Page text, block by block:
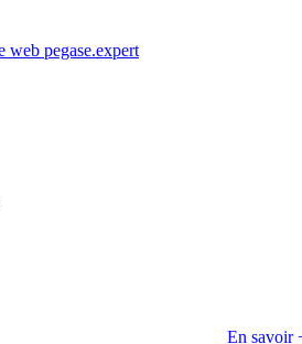
En savoir